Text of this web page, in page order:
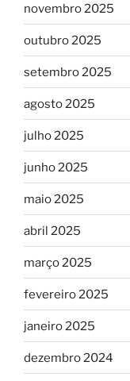
novembro 2025
outubro 2025
setembro 2025
agosto 2025
julho 2025
junho 2025
maio 2025
abril 2025
março 2025
fevereiro 2025
janeiro 2025
dezembro 2024